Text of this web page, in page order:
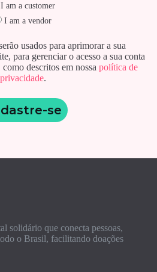
I am a customer
I am a vendor
usados para aprimorar a sua
para gerenciar o acesso a sua conta
descritos em nossa política de
privacidade.
se
solidário que conecta pessoas,
o Brasil, facilitando doações